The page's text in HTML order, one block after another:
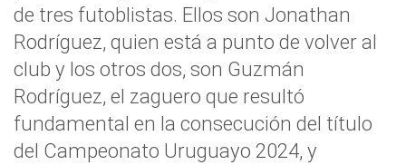
de tres futoblistas. Ellos son Jonathan
Rodríguez, quien está a punto de volver al
club y los otros dos, son Guzmán
Rodríguez, el zaguero que resultó
fundamental en la consecución del título
del Campeonato Uruguayo 2024, y